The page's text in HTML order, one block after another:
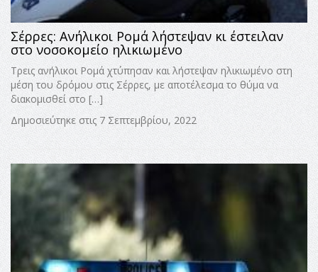
Σέρρες: Ανήλικοι Ρομά λήστεψαν κι έστειλαν
στο νοσοκομείο ηλικιωμένο
Τρεις ανήλικοι Ρομά χτύπησαν και λήστεψαν ηλικιωμένο στη
μέση του δρόμου στις Σέρρες, με αποτέλεσμα το θύμα να
διακομισθεί στο […]
Δημοσιεύτηκε στις 7 Σεπτεμβρίου, 2022